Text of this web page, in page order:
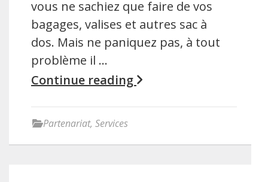
vous ne sachiez que faire de vos
bagages, valises et autres sac à
dos. Mais ne paniquez pas, à tout
problème il …
Continue reading
Partenariat, Services